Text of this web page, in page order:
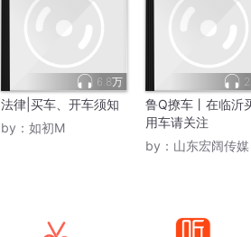
6.8万
法律|买车、开车须知
by： 如初M
鲁Q撩车丨在临沂
用车请关注
by： 山东宏阔传媒